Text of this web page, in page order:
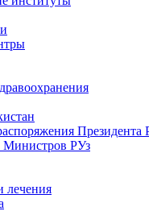
Президента
Министров РУз
лечения